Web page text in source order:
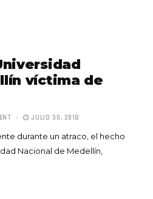
víctima de
JULIO 30, 2018
durante un atraco, el hecho
Nacional de Medellín,
Totó la Momposina: el
adiós a la gran